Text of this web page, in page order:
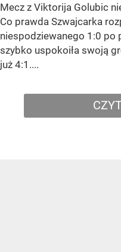
Mecz z Viktorija Golubic
Co prawda Szwajcarka
niespodziewanego 1:0 po
szybko uspokoiła swoją
już 4:1....